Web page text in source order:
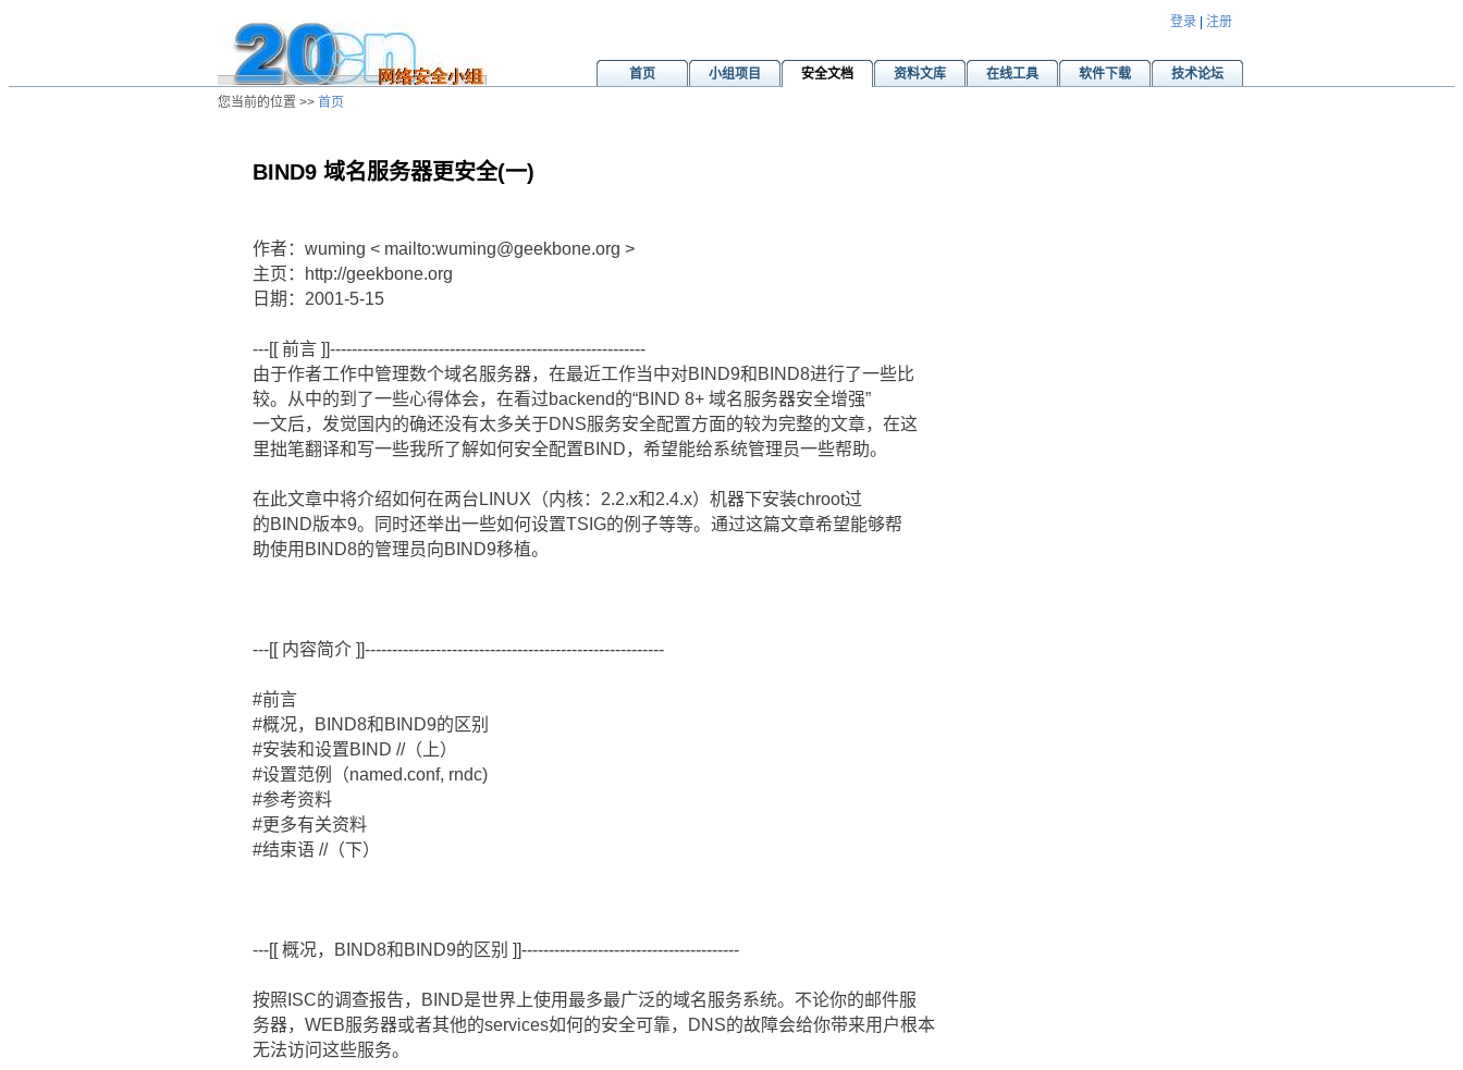
登录 注册
首页 小组项目 安全文档 资料文库 在线工具 软件下载
技术论坛
您当前的位置 >> 首页
BIND9 域名服务器更安全(一)
作者：wuming < mailto:wuming@geekbone.org >
主页：http://geekbone.org
日期：2001-5-15
---[[ 前言 ]]----------------------------------------------------------
由于作者工作中管理数个域名服务器，在最近工作当中对BIND9和BIND8进行了一些比
较。从中的到了一些心得体会，在看过backend的“BIND 8+ 域名服务器安全增强”
一文后，发觉国内的确还没有太多关于DNS服务安全配置方面的较为完整的文章，在这
里拙笔翻译和写一些我所了解如何安全配置BIND，希望能给系统管理员一些帮助。
在此文章中将介绍如何在两台LINUX（内核：2.2.x和2.4.x）机器下安装chroot过
的BIND版本9。同时还举出一些如何设置TSIG的例子等等。通过这篇文章希望能够帮
助使用BIND8的管理员向BIND9移植。
---[[ 内容简介 ]]-------------------------------------------------------
#前言
#概况，BIND8和BIND9的区别
#安装和设置BIND //（上）
#设置范例（named.conf, rndc)
#参考资料
#更多有关资料
#结束语 //（下）
---[[ 概况，BIND8和BIND9的区别 ]]----------------------------------------
按照ISC的调查报告，BIND是世界上使用最多最广泛的域名服务系统。不论你的邮件服
务器，WEB服务器或者其他的services如何的安全可靠，DNS的故障会给你带来用户根本
无法访问这些服务。